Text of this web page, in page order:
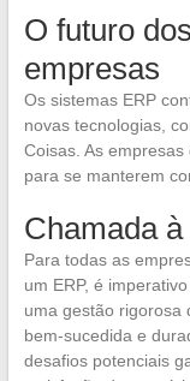
O futuro
empresas
Os sistemas ERP
novas tecnologias,
Coisas. As
para se manterem
Chamada
Para todas as
um ERP, é
uma gestão rigorosa
bem-sucedida e
desafios potenciais